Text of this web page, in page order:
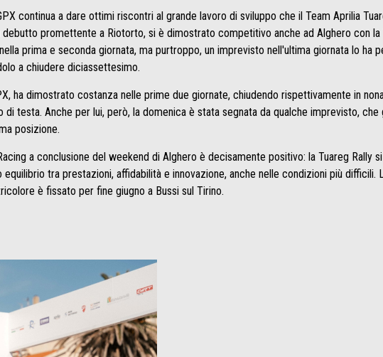
continua a dare ottimi riscontri al grande lavoro di sviluppo che il Team Aprilia
debutto promettente a Riotorto, si è dimostrato competitivo anche ad Alghero con la
prima e seconda giornata, ma purtroppo, un imprevisto nell'ultima giornata lo ha
a chiudere diciassettesimo.
ha dimostrato costanza nelle prime due giornate, chiudendo rispettivamente in
di testa. Anche per lui, però, la domenica è stata segnata da qualche imprevisto, che
posizione.
a conclusione del weekend di Alghero è decisamente positivo: la Tuareg Rally
tra prestazioni, affidabilità e innovazione, anche nelle condizioni più difficili.
è fissato per fine giugno a Bussi sul Tirino.